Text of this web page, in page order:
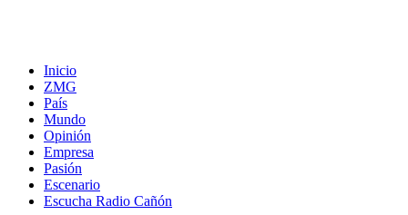
Inicio
ZMG
País
Mundo
Opinión
Empresa
Pasión
Escenario
Escucha Radio Cañón